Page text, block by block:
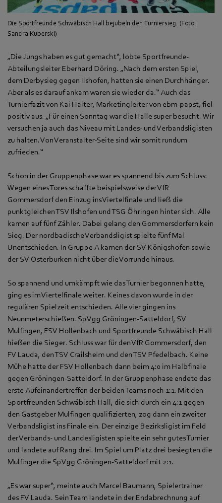
Die Sportfreunde Schwäbisch Hall bejubeln den Turniersieg. (Foto:
Sandra Kuberski)
„Die Jungs haben es gut gemacht“, lobte Sportfreunde-
Abteilungsleiter Eberhard Döring. „Nach dem ersten Spiel,
dem Derbysieg gegen Ilshofen, hatten sie einen Durchhänger.
Aber als es darauf ankam waren sie wieder da.“ Auch das
Turnierfazit von Kai Halter, Marketingleiter von ebm-papst, fiel
positiv aus. „Für einen Sonntag war die Halle super besucht. Wir
versuchen ja auch das Niveau mit Landes- und Verbandsligisten
zu halten. Von Veranstalter-Seite sind wir somit rundum
zufrieden.“
Schon in der Gruppenphase war es spannend bis zum Schluss:
Wegen eines Tores schaffte beispielsweise der VfR
Gommersdorf den Einzug ins Viertelfinale und ließ die
punktgleichen TSV Ilshofen und TSG Öhringen hinter sich. Alle
kamen auf fünf Zähler. Dabei gelang den Gommersdorfern kein
Sieg. Der nordbadische Verbandsligist spielte fünf Mal
Unentschieden. In Gruppe A kamen der SV Königshofen sowie
der SV Osterburken nicht über die Vorrunde hinaus.
So spannend und umkämpft wie das Turnier begonnen hatte,
ging es im Viertelfinale weiter. Keines davon wurde in der
regulären Spielzeit entschieden. Alle vier gingen ins
Neunmeterschießen. SpVgg Gröningen-Satteldorf, SV
Mulfingen, FSV Hollenbach und Sportfreunde Schwäbisch Hall
hießen die Sieger. Schluss war für den VfR Gommersdorf, den
FV Lauda, den TSV Crailsheim und den TSV Pfedelbach. Keine
Mühe hatte der FSV Hollenbach dann beim 4:0 im Halbfinale
gegen Gröningen-Satteldorf. In der Gruppenphase endete das
erste Aufeinandertreffen der beiden Teams noch 1:1. Mit den
Sportfreunden Schwäbisch Hall, die sich durch ein 4:1 gegen
den Gastgeber Mulfingen qualifizierten, zog dann ein zweiter
Verbandsligist ins Finale ein. Der einzige Bezirksligist im Feld
der Verbands- und Landesligisten spielte ein sehr gutes Turnier
und landete auf Rang drei. Im Spiel um Platz drei besiegten die
Mulfinger die SpVgg Gröningen-Satteldorf mit 2:1.
„Es war super“, meinte auch Marcel Baumann, Spielertrainer
des FV Lauda. Sein Team landete in der Endabrechnung auf